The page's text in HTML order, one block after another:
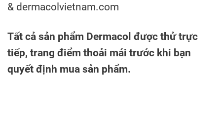
& dermacolvietnam.com
Tất cả sản phẩm Dermacol được thử trực
tiếp, trang điểm thoải mái trước khi bạn
quyết định mua sản phẩm.